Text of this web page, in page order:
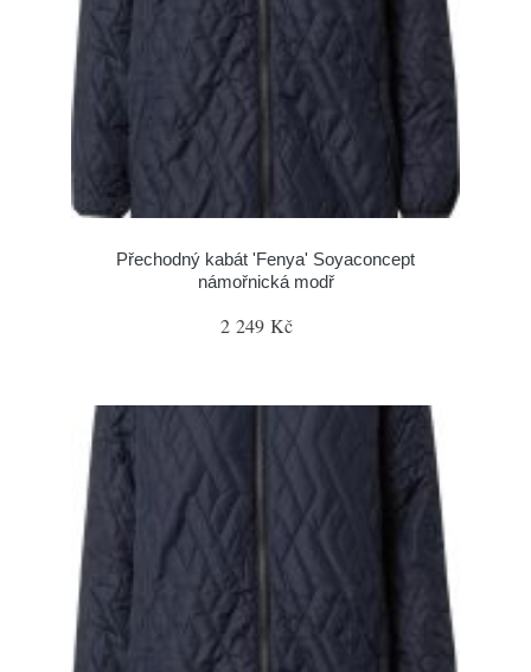
Přechodný kabát 'Fenya' Soyaconcept
námořnická modř
2 249 Kč